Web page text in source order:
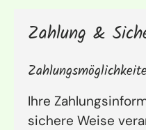
Zahlung &
Ihre
sichere Weise